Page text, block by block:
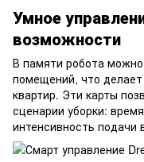
Умное
возможности
В памяти робота
помещений, что
квартир. Эти карты
сценарии уборки:
интенсивность подачи